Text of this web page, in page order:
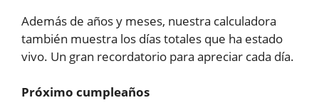
Además de años y meses, nuestra calculadora
también muestra los días totales que ha estado
vivo. Un gran recordatorio para apreciar cada día.
Próximo cumpleaños